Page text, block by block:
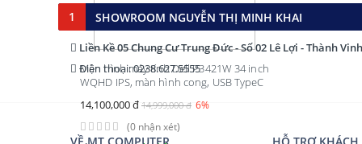
Màn hình máy tính Dell P3421W 34 inch
WQHD IPS, màn hình cong, USB TypeC
14,100,000 đ 14,999,000 đ 6%
(0 nhận xét)
1 SHOWROOM NGUYỄN THỊ MINH KHAI
Liền Kề 05 Chung Cư Trung Đức - Số 02 Lê Lợi - Thành
Điện thoại: 0238.627.5555